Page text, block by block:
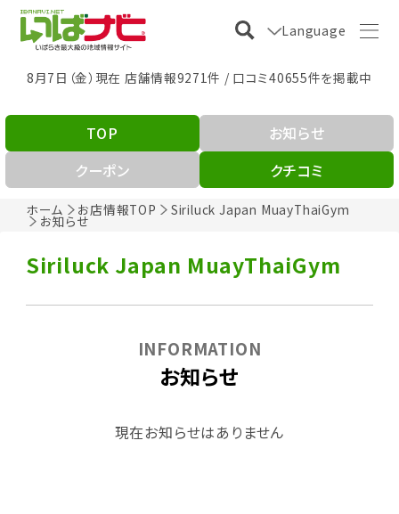
Language
8月7日（金）現在 店舗情報9271件 / 口コミ40655件を掲載中
ホーム お店情報TOP Siriluck Japan MuayThaiGym
お知らせ
TOP
お知らせ
クーポン
クチコミ
Siriluck Japan MuayThaiGym
お知らせ
INFORMATION
現在お知らせはありません